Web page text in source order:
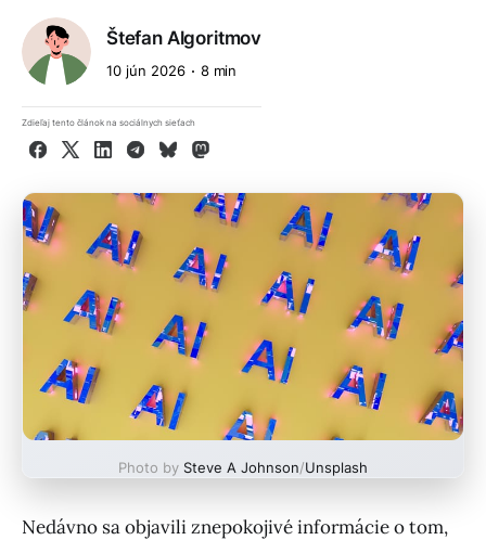
Štefan Algoritmov
10 jún 2026 8 min
Zdieľaj tento článok na sociálnych sieťach
Facebook
X LinkedInTelegram
BlueskyMastodon
Photo by Steve A Johnson/Unsplash
Nedávno sa objavili znepokojivé informácie o tom,